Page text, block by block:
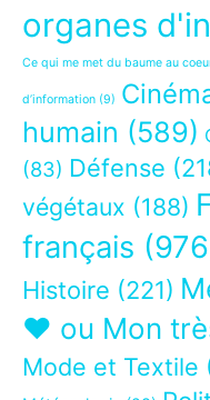
organes
Ce qui me met du baume au
d’information (9)
humain (589)
(83) Défense
végétaux (188)
français
Histoire (221)
❤ ou Mon
Mode et Textile